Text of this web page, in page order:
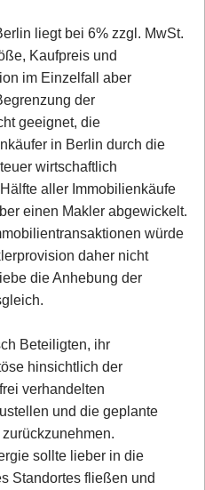
liegt bei 6% zzgl. MwSt.
Kaufpreis und
im Einzelfall aber
der
geeignet, die
in Berlin durch die
wirtschaftlich
aller Immobilienkäufe
einen Makler abgewickelt.
würde
daher nicht
die Anhebung der
Beteiligten, ihr
hinsichtlich der
verhandelten
und die geplante
sollte lieber in die
Standortes fließen und